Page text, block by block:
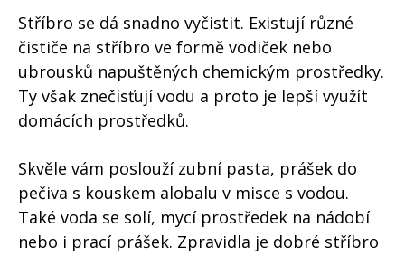
Stříbro se dá snadno vyčistit. Existují různé
čističe na stříbro ve formě vodiček nebo
ubrousků napuštěných chemickým prostředky.
Ty však znečisťují vodu a proto je lepší využít
domácích prostředků.
Skvěle vám poslouží zubní pasta, prášek do
pečiva s kouskem alobalu v misce s vodou.
Také voda se solí, mycí prostředek na nádobí
nebo i prací prášek. Zpravidla je dobré stříbro